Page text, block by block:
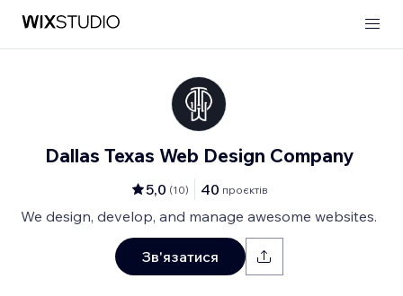
Dallas Texas Web Design Company
5,0 (10) 40 проєктів
We design, develop, and manage awesome websites.
Зв'язатися